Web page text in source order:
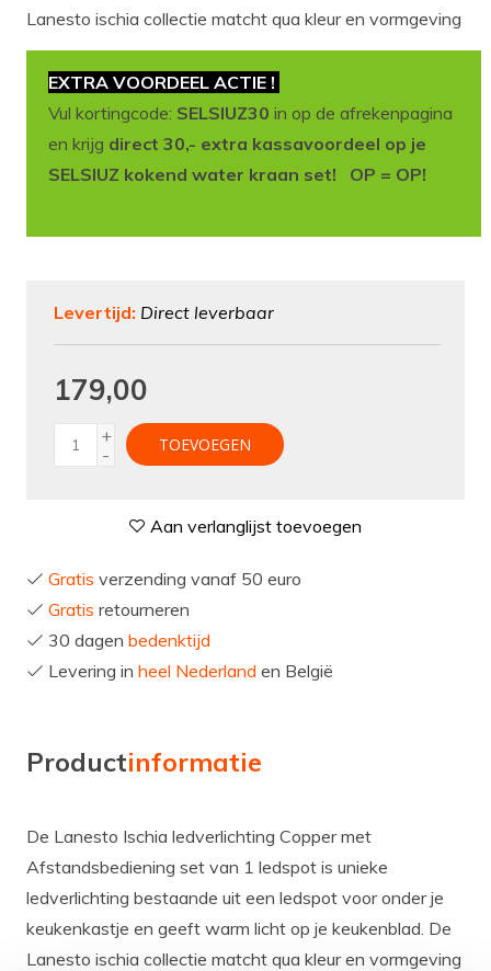
Lanesto ischia collectie matcht qua kleur en vormgeving
EXTRA VOORDEEL ACTIE !
Vul kortingcode: SELSIUZ30 in op de afrekenpagina
en krijg direct 30,- extra kassavoordeel op je
SELSIUZ kokend water kraan set! OP = OP!
Levertijd: Direct leverbaar
179,00
+
-
TOEVOEGEN
Aan verlanglijst toevoegen
Gratis verzending vanaf 50 euro
Gratis retourneren
30 dagen bedenktijd
Levering in heel Nederland en België
Productinformatie
De Lanesto Ischia ledverlichting Copper met
Afstandsbediening set van 1 ledspot is unieke
ledverlichting bestaande uit een ledspot voor onder je
keukenkastje en geeft warm licht op je keukenblad. De
Lanesto ischia collectie matcht qua kleur en vormgeving